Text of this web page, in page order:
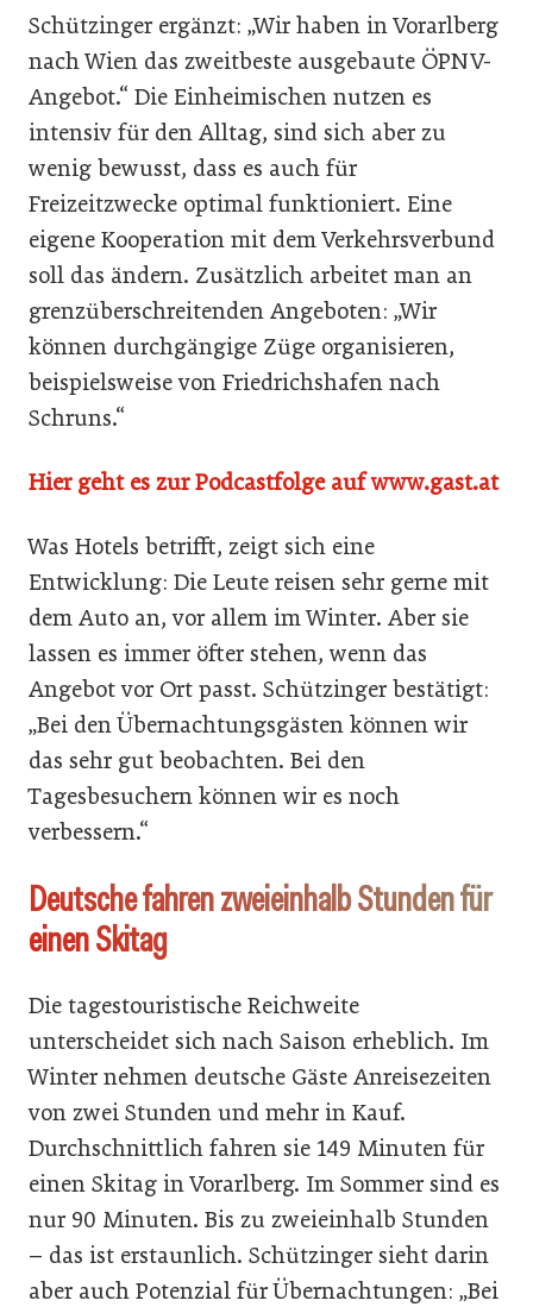
Schützinger ergänzt: „Wir haben in Vorarlberg
nach Wien das zweitbeste ausgebaute ÖPNV-
Angebot.“ Die Einheimischen nutzen es
intensiv für den Alltag, sind sich aber zu
wenig bewusst, dass es auch für
Freizeitzwecke optimal funktioniert. Eine
eigene Kooperation mit dem Verkehrsverbund
soll das ändern. Zusätzlich arbeitet man an
grenzüberschreitenden Angeboten: „Wir
können durchgängige Züge organisieren,
beispielsweise von Friedrichshafen nach
Schruns.“
Hier geht es zur Podcastfolge auf www.gast.at
Was Hotels betrifft, zeigt sich eine
Entwicklung: Die Leute reisen sehr gerne mit
dem Auto an, vor allem im Winter. Aber sie
lassen es immer öfter stehen, wenn das
Angebot vor Ort passt. Schützinger bestätigt:
„Bei den Übernachtungsgästen können wir
das sehr gut beobachten. Bei den
Tagesbesuchern können wir es noch
verbessern.“
Deutsche fahren zweieinhalb Stunden für
einen Skitag
Die tagestouristische Reichweite
unterscheidet sich nach Saison erheblich. Im
Winter nehmen deutsche Gäste Anreisezeiten
von zwei Stunden und mehr in Kauf.
Durchschnittlich fahren sie 149 Minuten für
einen Skitag in Vorarlberg. Im Sommer sind es
nur 90 Minuten. Bis zu zweieinhalb Stunden
– das ist erstaunlich. Schützinger sieht darin
aber auch Potenzial für Übernachtungen: „Bei